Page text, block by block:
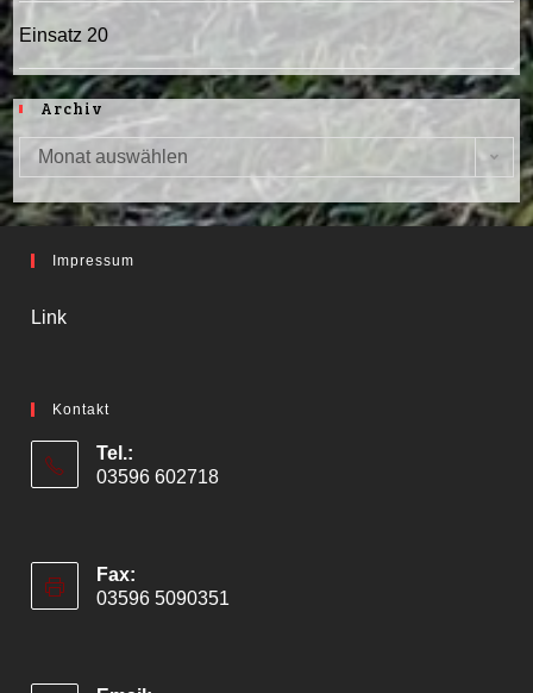
Einsatz 20
Archiv
Archiv
Monat auswählen
Impressum
Link
Kontakt
Tel.:
03596 602718
Fax:
03596 5090351